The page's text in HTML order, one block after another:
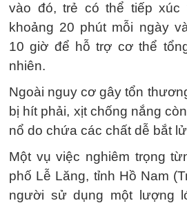
vào đó, trẻ có thể tiếp xúc
khoảng 20 phút mỗi ngày
10 giờ để hỗ trợ cơ thể
nhiên.
Ngoài nguy cơ gây tổn
bị hít phải, xịt chống nắng
nổ do chứa các chất dễ bắt
Một vụ việc nghiêm trọng
phố Lễ Lăng, tỉnh Hồ Nam
người sử dụng một lượng